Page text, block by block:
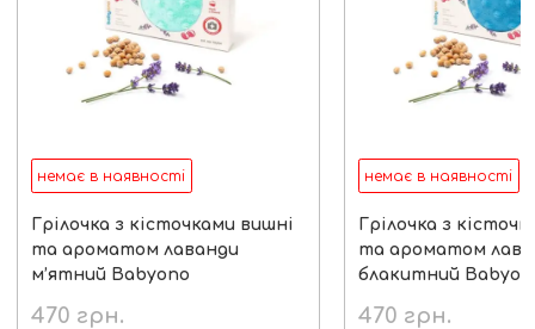
немає в наявності
Грілочка з кісточками вишні
та ароматом лаванди
м’ятний Babyono
470 грн.
немає в наявності
Грілочка з
та ароматом
блакитний
470 грн.